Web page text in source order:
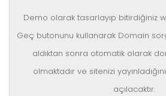
Demo olarak tasarlayıp bitirdiğiniz
Geç butonunu kullanarak Domain
aldıktan sonra otomatik olarak
olmaktadır ve sitenizi
açılacaktır.